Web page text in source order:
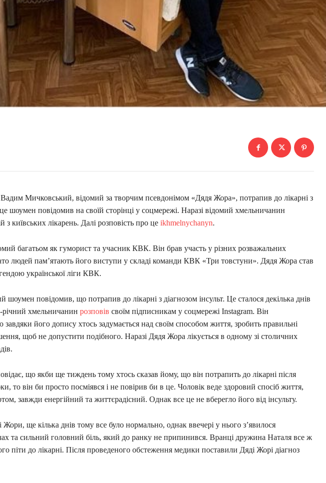
Мичковський, відомий за творчим псевдонімом «Дядя Жора», потрапив до лікарні з
шоумен повідомив на своїй сторінці у соцмережі. Наразі відомий хмельничанин
з київських лікарень. Далі розповість про це ikhmelnychanyn.
багатьом як гуморист та учасник КВК. Він брав участь у різних розважальних
людей пам’ятають його виступи у складі команди КВК «Три товстуни». Дядя Жора став
української ліги КВК.
шоумен повідомив, що потрапив до лікарні з діагнозом інсульт. Це сталося декілька днів
хмельничанин розповів своїм підписникам у соцмережі Instagram. Він
завдяки його допису хтось задумається над своїм способом життя, зробить правильні
щоб не допустити подібного. Наразі Дядя Жора лікується в одному зі столичних
що якби ще тиждень тому хтось сказав йому, що він потрапить до лікарні після
то він би просто посміявся і не повірив би в це. Чоловік веде здоровий спосіб життя,
завжди енергійний та життєрадісний. Однак все це не вберегло його від інсульту.
Жори, ще кілька днів тому все було нормально, однак ввечері у нього з’явилося
та сильний головний біль, який до ранку не припинився. Вранці дружина Наталя все ж
піти до лікарні. Після проведеного обстеження медики поставили Дяді Жорі діагноз